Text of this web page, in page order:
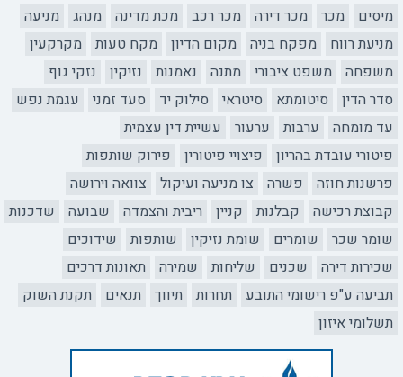
מיסים
מכר מכר דירה מכר רכב מכת מדינה מנהג
מניעה
מניעת רווח
מפקח בניה מקום הדיון מקח טעות
מקרקעין
משפחה
משפט ציבורי מתנה נאמנות נזיקין
נזקי גוף
סדר הדין
סיטומתא סיטראי סילוק יד סעד זמני
עגמת נפש
עד מומחה
ערבות ערעור
עשיית דין עצמית
פיטורי עובדת בהריון
פיצויי פיטורין
פירוק שותפות
פרשנות חוזה
פשרה צו מניעה ועיקול
צוואה וירושה
קבוצת רכישה
קבלנות קניין ריבית והצמדה שבועה
שדכנות
שומר שכר
שומרים שומת נזיקין שותפות
שידוכים
שכירות דירה
שכנים שליחות שמירה
תאונות דרכים
תביעה ע"פ רישומי התובע
תחרות תיווך תנאים
תקנת השוק
תשלומי איזון